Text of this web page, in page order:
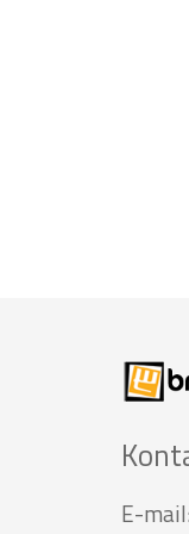
E-mail: